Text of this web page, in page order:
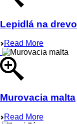
Lepidlá na drevo
Read More
Murovacia malta
Read More